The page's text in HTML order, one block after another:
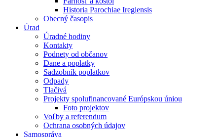
Historia Parochiae Iregiensis
Obecný časopis
Úrad
Úradné hodiny
Kontakty
Podnety od občanov
Dane a poplatky
Sadzobník poplatkov
Odpady
Tlačivá
Projekty spolufinancované Európskou úniou
Foto projektov
Voľby a referendum
Ochrana osobných údajov
Samospráva